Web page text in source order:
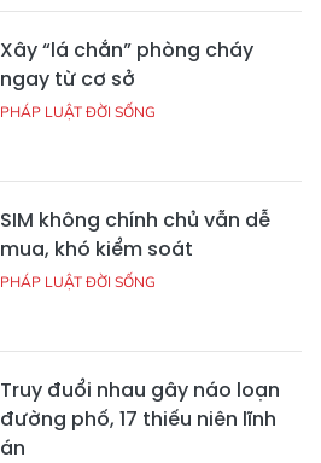
Xây “lá chắn” phòng cháy
ngay từ cơ sở
PHÁP LUẬT ĐỜI SỐNG
SIM không chính chủ vẫn dễ
mua, khó kiểm soát
PHÁP LUẬT ĐỜI SỐNG
Truy đuổi nhau gây náo loạn
đường phố, 17 thiếu niên lĩnh
án